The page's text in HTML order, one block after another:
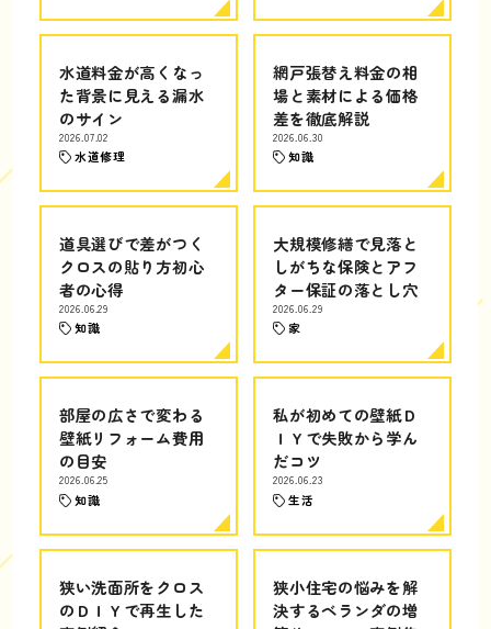
水道料金が高くなっ
た背景に見える漏水
のサイン
2026.07.02
水道修理
網戸張替え料金の相
場と素材による価格
差を徹底解説
2026.06.30
知識
道具選びで差がつく
クロスの貼り方初心
者の心得
2026.06.29
知識
大規模修繕で見落と
しがちな保険とアフ
ター保証の落とし穴
2026.06.29
家
部屋の広さで変わる
壁紙リフォーム費用
の目安
2026.06.25
知識
私が初めての壁紙Ｄ
ＩＹで失敗から学ん
だコツ
2026.06.23
生活
狭い洗面所をクロス
のＤＩＹで再生した
狭小住宅の悩みを解
決するベランダの増